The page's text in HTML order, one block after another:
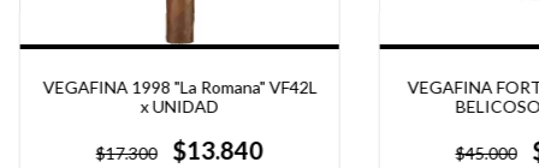
VEGAFINA 1998 "La Romana" VF42L
x UNIDAD
$17.300 $13.840
VEGAFINA
$45.000